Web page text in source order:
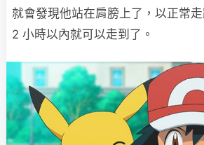
就會發現他站在肩膀上了，以正常
2 小時以內就可以走到了。